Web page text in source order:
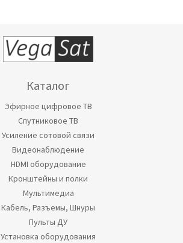
Каталог
Эфирное цифровое ТВ
Спутниковое ТВ
Усиление сотовой связи
Видеонаблюдение
HDMI оборудование
Кронштейны и полки
Мультимедиа
Кабель, Разъемы, Шнуры
Пульты ДУ
Установка оборудования